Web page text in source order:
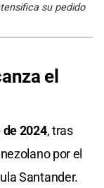
su pedido
el
2024, tras
por el
Santander.